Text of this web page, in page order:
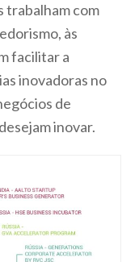
trabalham com
às
facilitar a
inovadoras no
de
inovar.